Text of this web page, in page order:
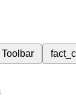
Toolbar